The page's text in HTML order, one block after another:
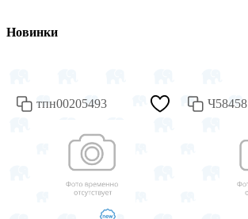
Новинки
тпн00205493 Ч58458